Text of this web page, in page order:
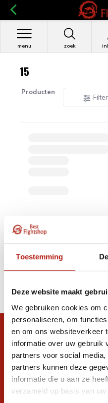
Toestemming
Deze website maakt
We gebruiken cookies om
personaliseren, om
en om ons websiteverkeer
informatie over uw gebruik
partners voor social
partners kunnen deze
informatie die u aan ze
verzameld op basis van
zoek
menu
15
Producten
Filter
Snel antwoord op je
Stel je vraag in de chat, en we
graag verder. 24/7
Volg ons